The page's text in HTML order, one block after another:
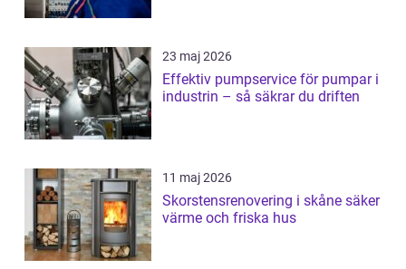
23 maj 2026
Effektiv pumpservice för pumpar i
industrin – så säkrar du driften
11 maj 2026
Skorstensrenovering i skåne säker
värme och friska hus